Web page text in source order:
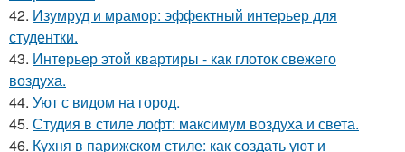
42. Изумруд и мрамор: эффектный интерьер для
студентки.
43. Интерьер этой квартиры - как глоток свежего
воздуха.
44. Уют с видом на город.
45. Студия в стиле лофт: максимум воздуха и света.
46. Кухня в парижском стиле: как создать уют и